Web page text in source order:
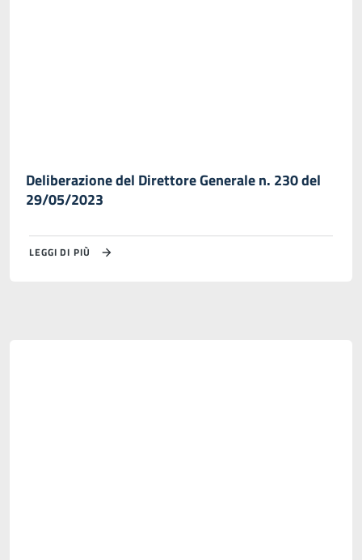
Deliberazione del Direttore Generale n. 230 del
29/05/2023
LEGGI DI PIÙ